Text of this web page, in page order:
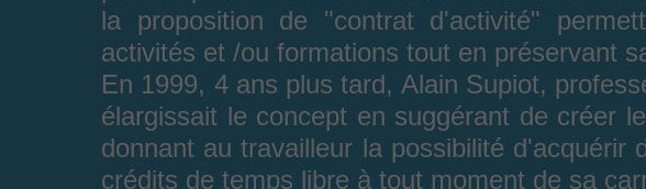
la proposition de "contrat d'activité"
activités et /ou formations tout en préservant
En 1999, 4 ans plus tard, Alain Supiot,
élargissait le concept en suggérant de créer
donnant au travailleur la possibilité d'acquérir
crédits de temps libre à tout moment de sa